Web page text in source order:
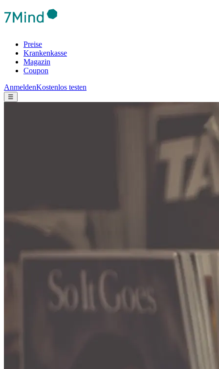
Preise
Krankenkasse
Magazin
Coupon
AnmeldenKostenlos testen
☰